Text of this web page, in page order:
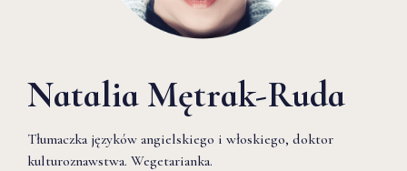
Natalia Mętrak-Ruda
Tłumaczka języków angielskiego i włoskiego, doktor
kulturoznawstwa. Wegetarianka.